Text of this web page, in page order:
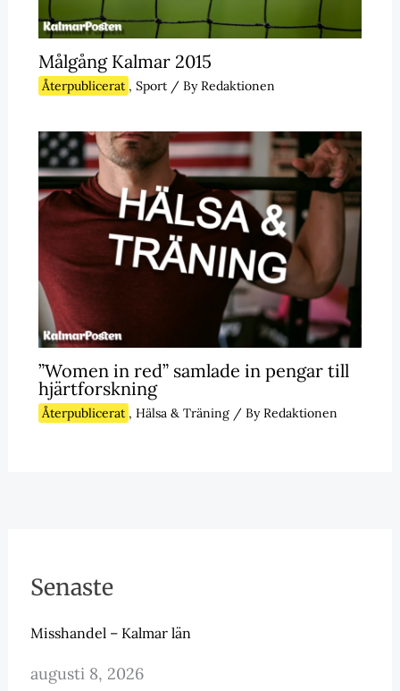
Målgång Kalmar 2015
Återpublicerat , Sport/ ByRedaktionen
”Women in red” samlade in pengar till
hjärtforskning
Återpublicerat , Hälsa & Träning/ ByRedaktionen
Senaste
Misshandel – Kalmar län
augusti 8, 2026